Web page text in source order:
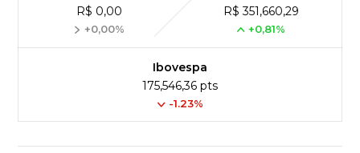
R$ 0,00
+0,00%
R$ 351,660,29
+0,81%
Ibovespa
175,546,36 pts
-1.23%